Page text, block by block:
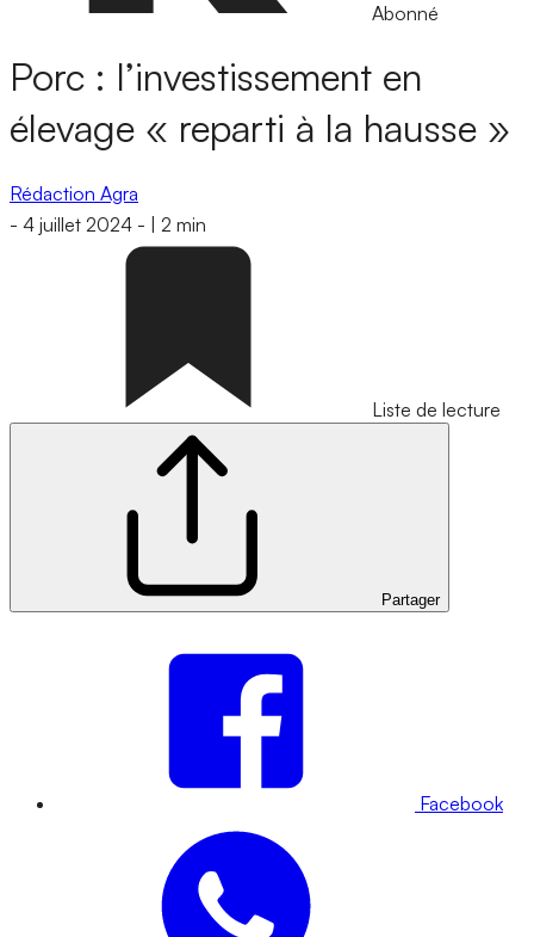
Abonné
Porc : l’investissement en
élevage « reparti à la hausse »
Rédaction Agra
- 4 juillet 2024 - 2 min
Liste de lecture
Partager
Facebook